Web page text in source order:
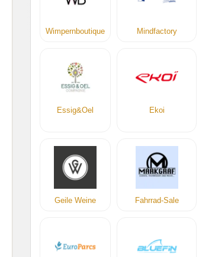
Wimpernboutique Mindfactory
Essig&Oel Ekoi
Geile Weine Fahrrad-Sale